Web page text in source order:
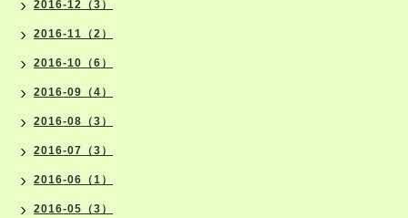
2016-12（3）
2016-11（2）
2016-10（6）
2016-09（4）
2016-08（3）
2016-07（3）
2016-06（1）
2016-05（3）